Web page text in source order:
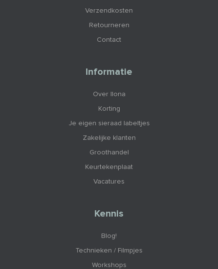
Verzendkosten
Retourneren
Contact
Informatie
Over Ilona
Korting
Je eigen sieraad labeltjes
Zakelijke klanten
Groothandel
Keurtekenplaat
Vacatures
Kennis
Blog!
Technieken / Filmpjes
Workshops